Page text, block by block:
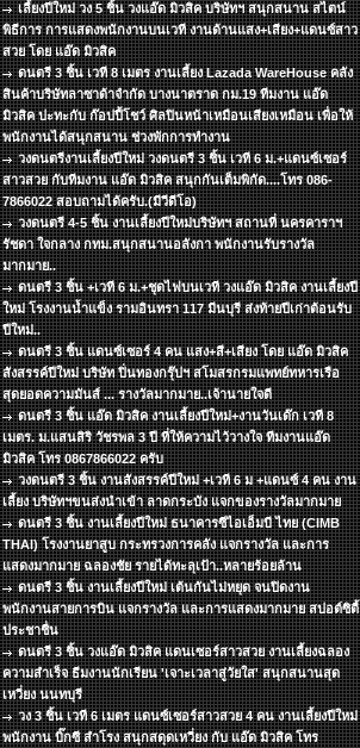
เลี้ยงปีใหม่ วง 5 ชิ้น วงแอ๊ด มิวสิค บริษัทฯ สนุกสนาน สไตน์
พิธีการ การแสดงพนักงานบนเวที งานด้านแสง+เสียง+แดนซ์สาว
สวย โดย แอ๊ด มิวสิค
ดนตรี 3 ชิ้น เวที 8 เมตร งานเลี้ยง Lazada WareHouse คลัง
สินค้าบริษัทลาซาด้าจำกัด บางนาตราด กม.19 ทีมงาน แอ๊ด
มิวสิค ปะทะกับ ก๊อปปี้โชว์ ศิลปินหน้าเหมือนเสียงเหมือน เพื่อให้
พนักงานได้สนุกสนาน ช่วงพักการทำงาน
วงดนตรีงานเลี้ยงปีใหม่ วงดนตรี 3 ชิ้น เวที 6 ม.+แดนซ์เซอร์
สาวสวย กับทีมงาน แอ๊ด มิวสิค สนุกกันเต็มพิกัด....โทร 086-
7866022 สอบถามได้ครับ.(มีวีดีโอ)
วงดนตรี 4-5 ชิ้น งานเลี้ยงปีใหม่บริษัทฯ สถานที่ นครคาราฯ
รัชดา ใจกลาง กทม.สนุกสนานอลังกา พนักงานรับรางวัล
มากมาย..
ดนตรี 3 ชิ้น +เวที 6 ม.+ชุดไฟบนเวที วงแอ๊ด มิวสิค งานเลี้ยงปี
ใหม่ โรงงานน้ำแข็ง รามอินทรา 117 มีนบุรี ส่งท้ายปีเก่าต้อนรับ
ปีใหม่..
ดนตรี 3 ชิ้น แดนซ์เซอร์ 4 คน แสง+สี+เสียง โดย แอ๊ด มิวสิค
สังสรรค์ปีใหม่ บริษัท ปิ่นทองกรุ๊ปฯ สโมสรกรมแพทย์ทหารเรือ
สุดยอดความมันส์ ... รางวัลมากมาย..เจ้านายใจดี
ดนตรี 3 ชิ้น แอ๊ด มิวสิค งานเลี้ยงปีใหม่+งานวันเด๊ก เวที 8
เมตร. ม.แสนสิริ วัชรพล 3 ปี ที่ให้ความไว้วางใจ ทีมงานแอ๊ด
มิวสิค โทร 0867866022 ครับ
วงดนตรี 3 ชิ้น งานสังสรรค์ปีใหม่ +เวที 6 ม +แดนซ์ 4 คน งาน
เลี้ยง บริษัทฯขนส่งนำเข้า ลาดกระบัง แจกของรางวัลมากมาย
ดนตรี 3 ชิ้น งานเลี้ยงปีใหม่ ธนาคารซีไอเอ็มบี ไทย (CIMB
THAI) โรงงานยาสูบ กระทรวงการคลัง แจกรางวัล และการ
แสดงมากมาย ฉลองชัย รายได้ทะลุเป้า..หลายร้อยล้าน
ดนตรี 3 ชิ้น งานเลี้ยงปีใหม่ เต้นกันไม่หยุด จนปิดงาน
พนักงานสายการบิน แจกรางวัล และการแสดงมากมาย สปอต์ซิตื้
ประชาชื่น
ดนตรี 3 ชิ้น วงแอ๊ด มิวสิค แดนเซอร์สาวสวย งานเลี้ยงฉลอง
ความสำเร็จ ธีมงานนักเรียน 'เจาะเวลาสู่วัยใส' สนุกสนานสุด
เหวี่ยง นนทบุรี
วง 3 ชิ้น เวที 6 เมตร แดนซ์เซอร์สาวสวย 4 คน งานเลี้ยงปีใหม่
พนักงาน บิ๊กซี สำโรง สนุกสดุดเหวี่ยง กับ แอ๊ด มิวสิค โทร